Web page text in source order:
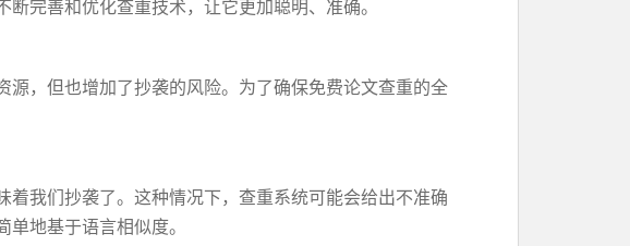
完善和优化查重技术，让它更加聪明、准确。
，但也增加了抄袭的风险。为了确保免费论文查重的全
我们抄袭了。这种情况下，查重系统可能会给出不准确
地基于语言相似度。